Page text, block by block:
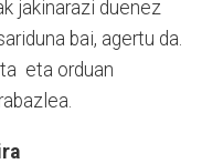
jakinarazi duenez
bai, agertu da.
eta orduan